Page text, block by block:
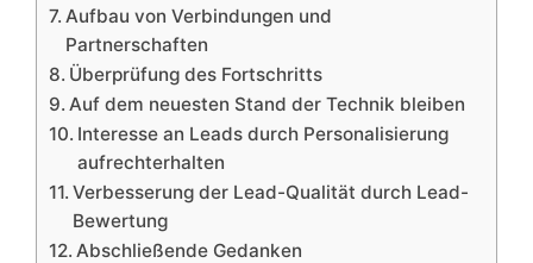
Aufbau von Verbindungen und
Partnerschaften
Überprüfung des Fortschritts
Auf dem neuesten Stand der Technik bleiben
Interesse an Leads durch Personalisierung
aufrechterhalten
Verbesserung der Lead-Qualität durch Lead-
Bewertung
Abschließende Gedanken